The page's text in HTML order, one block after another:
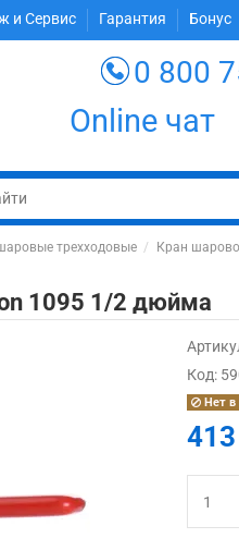
и Сервис Гарантия Бонус
0 800
Online чат
трехходовые Кран
1095 1/2 дюйма
Код:
Нет в